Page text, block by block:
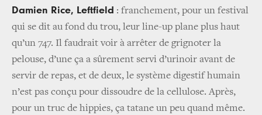
Damien Rice, Leftfield : franchement, pour un festival
qui se dit au fond du trou, leur line-up plane plus haut
qu’un 747. Il faudrait voir à arrêter de grignoter la
pelouse, d’une ça a sûrement servi d’urinoir avant de
servir de repas, et de deux, le système digestif humain
n’est pas conçu pour dissoudre de la cellulose. Après,
pour un truc de hippies, ça tatane un peu quand même.